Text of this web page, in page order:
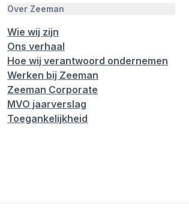
Over Zeeman
Wie wij zijn
Ons verhaal
Hoe wij verantwoord ondernemen
Werken bij Zeeman
Zeeman Corporate
MVO jaarverslag
Toegankelijkheid